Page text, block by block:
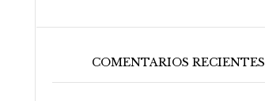
COMENTARIOS RECIENTES